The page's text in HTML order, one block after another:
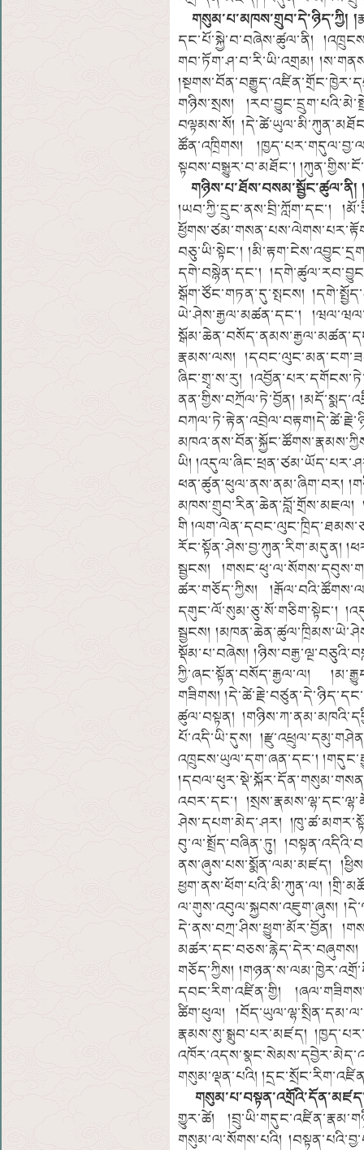
གསུམ་པ་མཁས་གྲུབ་དེ་ཉིད་ཀྱི། །
དང་པོ་སྐྱེ་བ་བཞེས་ཚུལ་ནི།
གབ་ཏོག་ཤ་བ་རི་ཡི་འགྲམ།
གཉིས་སྲས།
བལྟམས་སོ།
ཚོན་འཁྲིགས།
སྟབས་བསྒྱུར་བ་མཐོང་།
གཉིས་པ་ཐོས་བསམ་སྦྱོང་ཚུལ་ནི།
།ཡབ་ཀྱི་དྲུང་ནས་བྲི་ཀློག་དང་།
བཅུ་ཡི་སྟེང་།
དགེ་བསྙེན་དང་།
སྒོག་ཙོང་གཏན་དུ་སྤངས།
ཡེ་ཤེས་རྒྱལ་མཚན་དང་།
རྣམས་ལས།
ཞིང་གྲྭ་ས་རུ།
ནན་གྱིས་བཀྲོལ་ཏེ་བྱོན།
ཡི།
ཕན་ཚུན་ཕུལ་ནས་ནམ་ཞིག་བར།
མཁས་གྲུབ་རིན་ཆེན་བློ་གྲོས་མཇལ།
གི
རོང་སྟོན་ཤེས་བྱ་ཀུན་རིག་མདུན།
སྦྱངས།
ཚར་གཅོད་ཀྱིས།
དགུང་ལོ་སུམ་ཅུ་སོ་གཅིག་སྟེང་།
སྦྱངས།
སྡོམ་པ་བཞེས།
ཀྱི་ཞང་སྟོན་བསོད་རྒྱལ་ལ།
གཟིགས།
ཚུལ་བསྟན།
པོ་འདི་ཡི་དུས།
འཁྲུངས་ཡུལ་དག་ཞན་དང་།
འབར་དང་།
ཤེས་དཔག་མེད་ཤར།
བུ་ལ་སྤྲོད་བཞིན་ཏུ།
ནས་ཞུས་པས་སྨོན་ལམ་མཛད།
ཕྱག་ནས་ཕོག་པའི་མི་ཀུན་ལ།
ལ་གུས་འབུལ་སྐྱབས་འཇུག་ཞུས།
དེ་ནས་བཀྲ་ཤིས་ཕྱུག་མོར་བྱོན།
གཅོད་ཀྱིས།
དབང་རིག་འཛིན་གྱི།
ཚིག་ཕུལ།
རྣམས་སུ་སྒྲུབ་པར་མཛད།
གསུམ་ལྡན་པའི།
གྱུར་ཚེ།
གསུམ་ལ་སོགས་པའི།